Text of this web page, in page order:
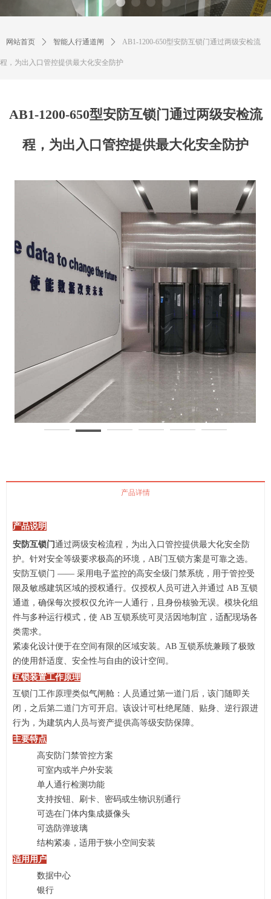
网站首页 ꄲ 智能人行通道闸 ꄲ AB1-1200-650型安防互锁门通过两级安检流
程，为出入口管控提供最大化安全防护
AB1-1200-650型安防互锁门通过两级安检流
程，为出入口管控提供最大化安全防护
产品详情
产品说明
安防互锁门通过两级安检流程，为出入口管控提供最大化安全防
护。针对安全等级要求极高的环境，AB门互锁方案是可靠之选。
安防互锁门 —— 采用电子监控的高安全级门禁系统，用于管控受
限及敏感建筑区域的授权通行。仅授权人员可进入并通过 AB 互锁
通道，确保每次授权仅允许一人通行，且身份核验无误。模块化组
件与多种运行模式，使 AB 互锁系统可灵活因地制宜，适配现场各
类需求。
紧凑化设计便于在空间有限的区域安装。AB 互锁系统兼顾了极致
的使用舒适度、安全性与自由的设计空间。
互锁装置工作原理
互锁门工作原理类似气闸舱：人员通过第一道门后，该门随即关
闭，之后第二道门方可开启。该设计可杜绝尾随、贴身、逆行跟进
行为，为建筑内人员与资产提供高等级安防保障。
主要特点
高安防门禁管控方案
可室内或半户外安装
单人通行检测功能
支持按钮、刷卡、密码或生物识别通行
可选在门体内集成摄像头
可选防弹玻璃
结构紧凑，适用于狭小空间安装
适用用户
数据中心
银行